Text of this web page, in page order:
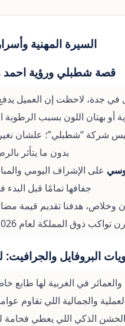
السيرة المهنية
قصة شطبلي ورؤية
في جدة، لاحظت إن العميل
أو بهتان اللون بسبب الرطوبة
شركة “شطبلي”؛ علشان نغير
بدون ما يتأثر
على الإشراف اليومي
جفافها تمامًا قبل
وخلاص، هدفنا تقديم قيمة
ذوق المملكة لعام 2026 وتلفت أنظار كل من يمر بجانب فيلتكم.
البروفايل
والعمائر في الغربية لها
والجمالية اللي تقاوم
الخشن الذكي اللي يعطي